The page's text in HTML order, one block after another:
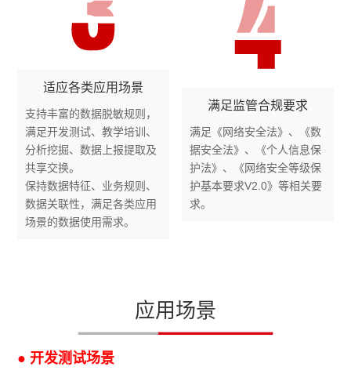
适应各类应用场景
支持丰富的数据脱敏规则，
满足开发测试、教学培训、
分析挖掘、数据上报提取及
共享交换。
保持数据特征、业务规则、
数据关联性，满足各类应用
场景的数据使用需求。
满足监管合规要求
满足《网络安全法》、《数
据安全法》、《个人信息保
护法》、《网络安全等级保
护基本要求V2.0》等相关要
求。
应用场景
● 开发测试场景